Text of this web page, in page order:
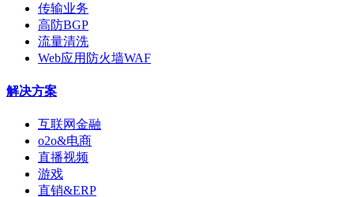
传输业务
高防BGP
流量清洗
Web应用防火墙WAF
解决方案
互联网金融
o2o&电商
直播视频
游戏
直销&ERP